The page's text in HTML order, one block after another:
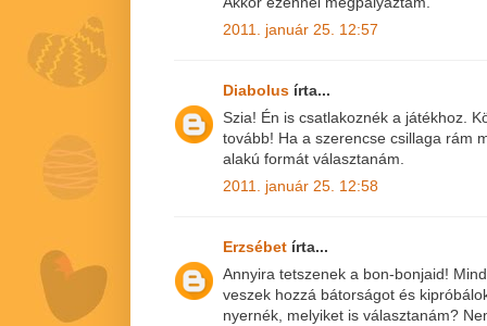
2011. január 25. 12:57
Diabolus írta...
Szia! Én is csatlakoznék a játékhoz.
tovább! Ha a szerencse csillaga rám
alakú formát választanám.
2011. január 25. 12:58
Erzsébet írta...
Annyira tetszenek a bon-bonjaid!
veszek hozzá bátorságot és
nyernék, melyiket is választanám?